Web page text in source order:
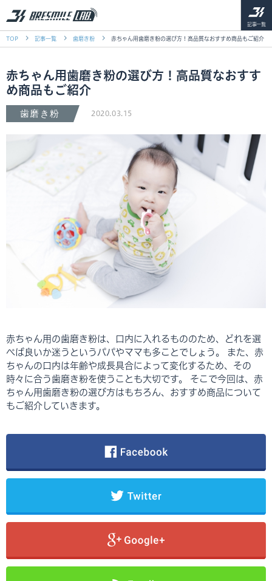
記事一覧
TOP 記事一覧 歯磨き粉 赤ちゃん用歯磨き粉の選び方！高品質なおすすめ商品もご紹介
赤ちゃん用歯磨き粉の選び方！高品質なおすす
め商品もご紹介
歯磨き粉 2020.03.15
赤ちゃん用の歯磨き粉は、口内に入れるもののため、どれを選
べば良いか迷うというパパやママも多ことでしょう。 また、赤
ちゃんの口内は年齢や成長具合によって変化するため、その
時々に合う歯磨き粉を使うことも大切です。 そこで今回は、赤
ちゃん用歯磨き粉の選び方はもちろん、おすすめ商品について
もご紹介していきます。